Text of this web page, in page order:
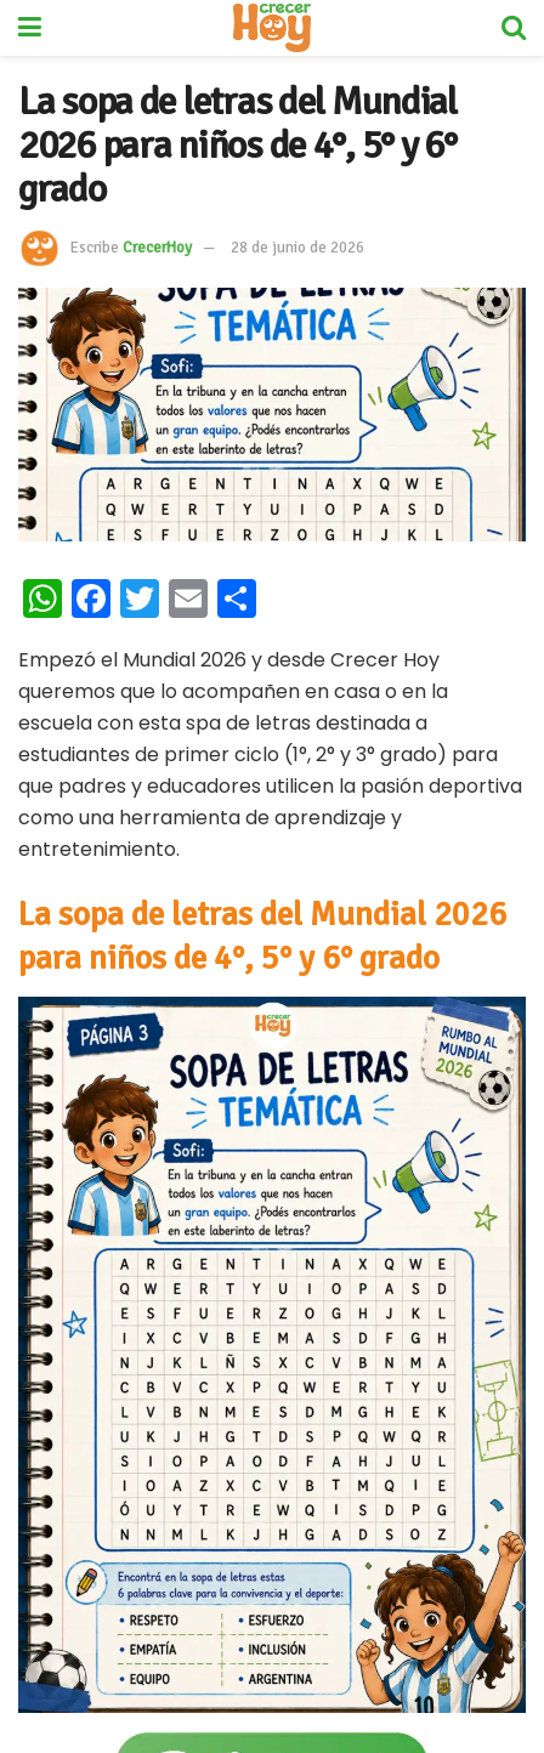
La sopa de letras del Mundial
2026 para niños de 4°, 5° y 6°
grado
Escribe CrecerHoy 28 de junio de 2026
W
at
s
A
p
p
Fa
b
oo
k
T
tt
er
E
ai
l
m
p
ar
ti
r
Empezó el Mundial 2026 y desde Crecer Hoy
queremos que lo acompañen en casa o en la
escuela con esta spa de letras destinada a
estudiantes de primer ciclo (1°, 2° y 3° grado) para
que padres y educadores utilicen la pasión deportiva
como una herramienta de aprendizaje y
entretenimiento.
La sopa de letras del Mundial 2026
para niños de 4°, 5° y 6° grado